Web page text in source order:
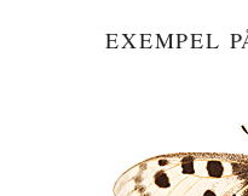
EXEMPEL